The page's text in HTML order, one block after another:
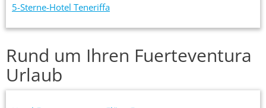
5-Sterne-Hotel Teneriffa
Rund um Ihren Fuerteventura
Urlaub